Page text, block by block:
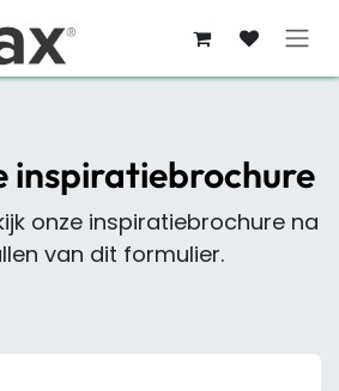
inspiratiebrochure
onze inspiratiebrochure na
van dit formulier.